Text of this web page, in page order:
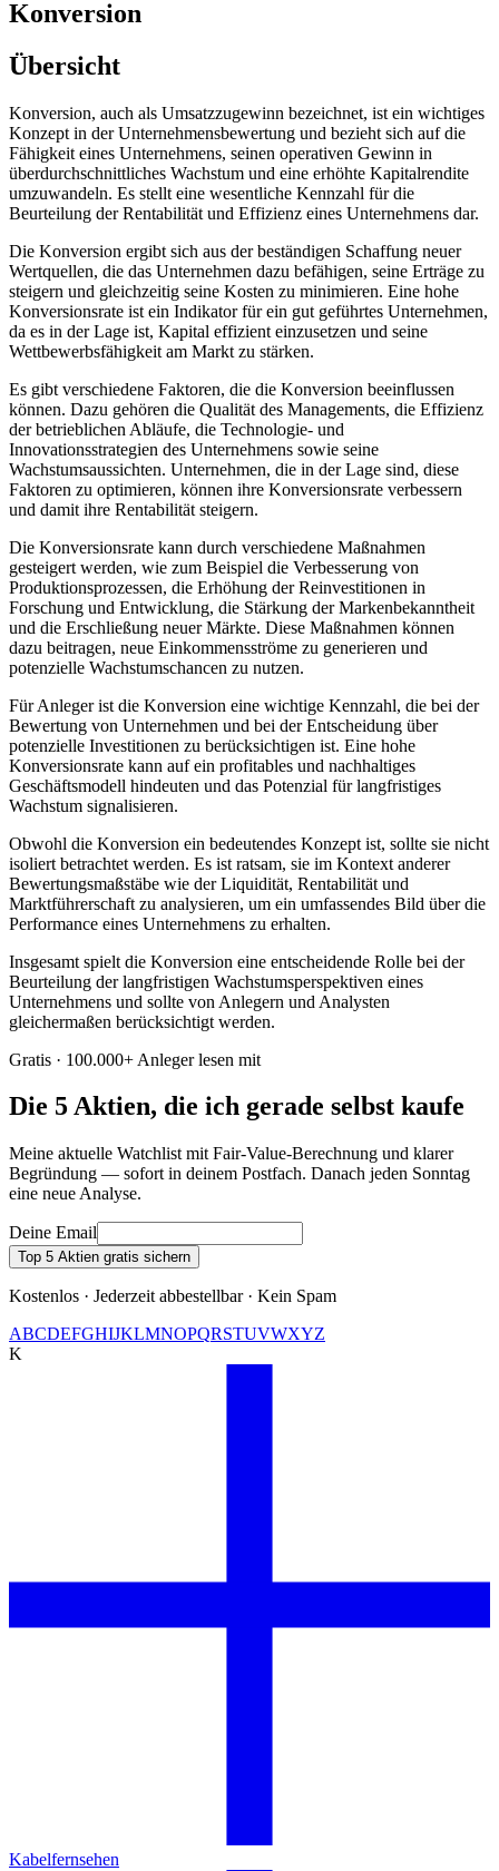
Konversion
Übersicht
Konversion, auch als Umsatzzugewinn bezeichnet, ist ein wichtiges
Konzept in der Unternehmensbewertung und bezieht sich auf die
Fähigkeit eines Unternehmens, seinen operativen Gewinn in
überdurchschnittliches Wachstum und eine erhöhte Kapitalrendite
umzuwandeln. Es stellt eine wesentliche Kennzahl für die
Beurteilung der Rentabilität und Effizienz eines Unternehmens dar.
Die Konversion ergibt sich aus der beständigen Schaffung neuer
Wertquellen, die das Unternehmen dazu befähigen, seine Erträge zu
steigern und gleichzeitig seine Kosten zu minimieren. Eine hohe
Konversionsrate ist ein Indikator für ein gut geführtes Unternehmen,
da es in der Lage ist, Kapital effizient einzusetzen und seine
Wettbewerbsfähigkeit am Markt zu stärken.
Es gibt verschiedene Faktoren, die die Konversion beeinflussen
können. Dazu gehören die Qualität des Managements, die Effizienz
der betrieblichen Abläufe, die Technologie- und
Innovationsstrategien des Unternehmens sowie seine
Wachstumsaussichten. Unternehmen, die in der Lage sind, diese
Faktoren zu optimieren, können ihre Konversionsrate verbessern
und damit ihre Rentabilität steigern.
Die Konversionsrate kann durch verschiedene Maßnahmen
gesteigert werden, wie zum Beispiel die Verbesserung von
Produktionsprozessen, die Erhöhung der Reinvestitionen in
Forschung und Entwicklung, die Stärkung der Markenbekanntheit
und die Erschließung neuer Märkte. Diese Maßnahmen können
dazu beitragen, neue Einkommensströme zu generieren und
potenzielle Wachstumschancen zu nutzen.
Für Anleger ist die Konversion eine wichtige Kennzahl, die bei der
Bewertung von Unternehmen und bei der Entscheidung über
potenzielle Investitionen zu berücksichtigen ist. Eine hohe
Konversionsrate kann auf ein profitables und nachhaltiges
Geschäftsmodell hindeuten und das Potenzial für langfristiges
Wachstum signalisieren.
Obwohl die Konversion ein bedeutendes Konzept ist, sollte sie nicht
isoliert betrachtet werden. Es ist ratsam, sie im Kontext anderer
Bewertungsmaßstäbe wie der Liquidität, Rentabilität und
Marktführerschaft zu analysieren, um ein umfassendes Bild über die
Performance eines Unternehmens zu erhalten.
Insgesamt spielt die Konversion eine entscheidende Rolle bei der
Beurteilung der langfristigen Wachstumsperspektiven eines
Unternehmens und sollte von Anlegern und Analysten
gleichermaßen berücksichtigt werden.
Gratis · 100.000+ Anleger lesen mit
Die 5 Aktien, die ich gerade selbst kaufe
Meine aktuelle Watchlist mit Fair-Value-Berechnung und klarer
Begründung — sofort in deinem Postfach. Danach jeden Sonntag
eine neue Analyse.
Deine Email
Top 5 Aktien gratis sichern
Kostenlos · Jederzeit abbestellbar · Kein Spam
ABCDEFGHIJKLMNOPQRSTUVWXYZ
K
Kabelfernsehen